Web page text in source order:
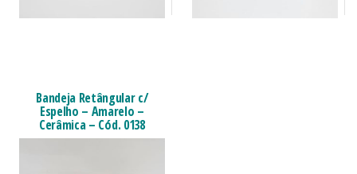
Bandeja Retângular c/
Espelho – Amarelo –
Cerâmica – Cód. 0138